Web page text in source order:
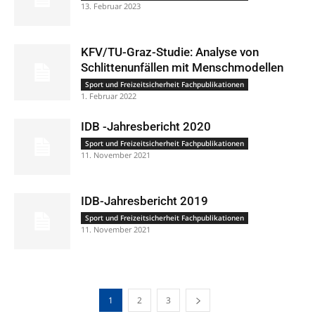
13. Februar 2023
KFV/TU-Graz-Studie: Analyse von
Schlittenunfällen mit Menschmodellen
Sport und Freizeitsicherheit Fachpublikationen
1. Februar 2022
IDB -Jahresbericht 2020
Sport und Freizeitsicherheit Fachpublikationen
11. November 2021
IDB-Jahresbericht 2019
Sport und Freizeitsicherheit Fachpublikationen
11. November 2021
1 2 3